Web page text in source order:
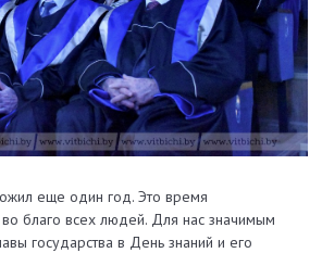
еще один год. Это время
во благо всех людей. Для нас значимым
государства в День знаний и его